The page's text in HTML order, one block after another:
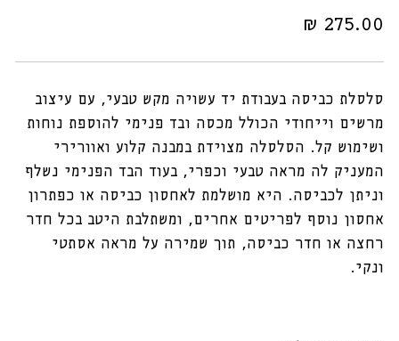
מחיר
275.00 ₪
סלסלת כביסה בעבודת יד עשויה מקש טבעי, עם עיצוב
מרשים וייחודי הכולל מכסה ובד פנימי להוספת נוחות
ושימוש קל. הסלסלה מצוידת במבנה קלוע ואוורירי
המעניק לה מראה טבעי וכפרי, בעוד הבד הפנימי נשלף
וניתן לכביסה. היא מושלמת לאחסון כביסה או כפתרון
אחסון נוסף לפריטים אחרים, ומשתלבת היטב בכל חדר
רחצה או חדר כביסה, תוך שמירה על מראה אסתטי
ונקי.